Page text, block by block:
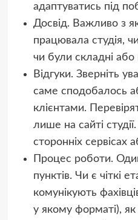
адаптуватись під
Досвід. Важливо з
працювала студія,
чи були складні або
Відгуки. Зверніть
саме сподобалось
клієнтами.
лише на сайті
сторонніх сервісах
Процес роботи.
пунктів. Чи є чіткі
комунікують
у якому форматі),